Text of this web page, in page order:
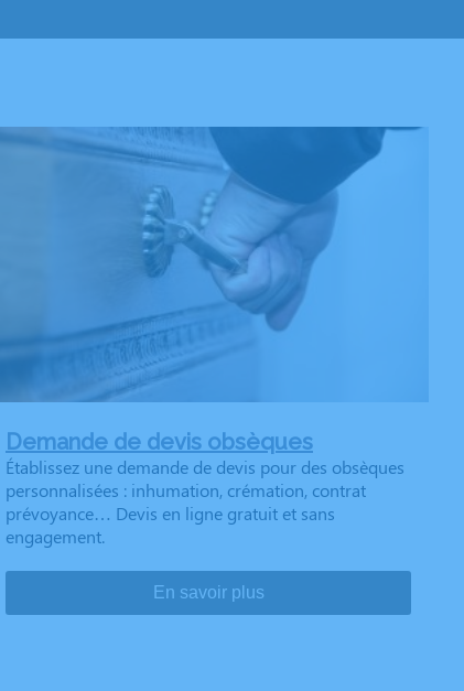
Demande de devis obsèques
Établissez une demande de devis pour des obsèques
personnalisées : inhumation, crémation, contrat
prévoyance… Devis en ligne gratuit et sans
engagement.
En savoir plus